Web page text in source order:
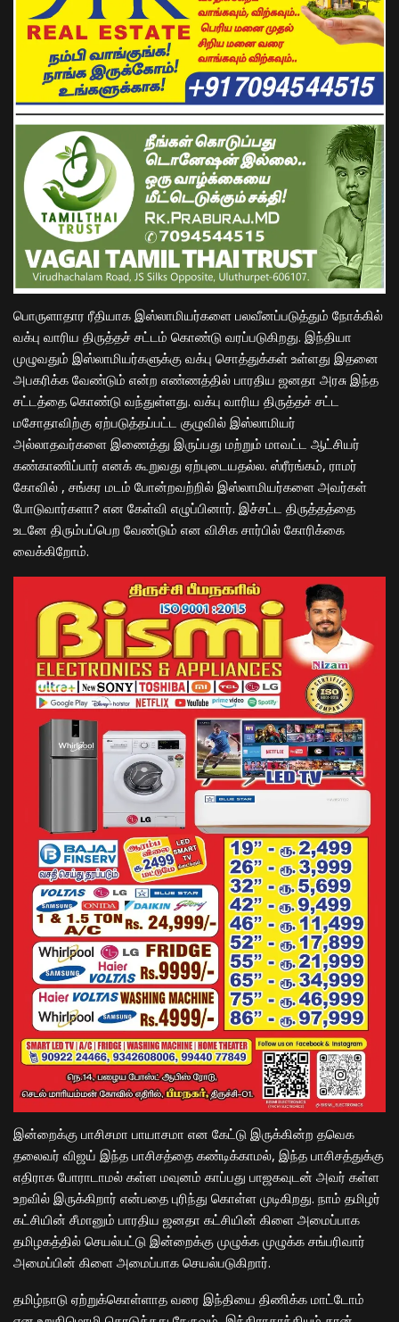
பொருளாதார ரீதியாக இஸ்லாமியர்களை பலவீனப்படுத்தும் நோக்கில்
வக்பு வாரிய திருத்தச் சட்டம் கொண்டு வரப்படுகிறது. இந்தியா
முழுவதும் இஸ்லாமியர்களுக்கு வக்பு சொத்துக்கள் உள்ளது இதனை
அபகரிக்க வேண்டும் என்ற எண்ணத்தில் பாரதிய ஜனதா அரசு இந்த
சட்டத்தை கொண்டு வந்துள்ளது. வக்பு வாரிய திருத்தச் சட்ட
மசோதாவிற்கு ஏற்படுத்தப்பட்ட குழுவில் இஸ்லாமியர்
அல்லாதவர்களை இணைத்து இருப்பது மற்றும் மாவட்ட ஆட்சியர்
கண்காணிப்பார் எனக் கூறுவது ஏற்புடையதல்ல. ஸ்ரீரங்கம், ராமர்
கோவில் , சங்கர மடம் போன்றவற்றில் இஸ்லாமியர்களை அவர்கள்
போடுவார்களா? என கேள்வி எழுப்பினார். இச்சட்ட திருத்தத்தை
உடனே திரும்பப்பெற வேண்டும் என விசிக சார்பில் கோரிக்கை
வைக்கிறோம்.
இன்றைக்கு பாசிசமா பாயாசமா என கேட்டு இருக்கின்ற தவெக
தலைவர் விஜய் இந்த பாசிசத்தை கண்டிக்காமல், இந்த பாசிசத்துக்கு
எதிராக போராடாமல் கள்ள மவுனம் காப்பது பாஜகவுடன் அவர் கள்ள
உறவில் இருக்கிறார் என்பதை புரிந்து கொள்ள முடிகிறது. நாம் தமிழர்
கட்சியின் சீமானும் பாரதிய ஜனதா கட்சியின் கிளை அமைப்பாக
தமிழகத்தில் செயல்பட்டு இன்றைக்கு முழுக்க முழுக்க சங்பரிவார்
அமைப்பின் கிளை அமைப்பாக செயல்படுகிறார்.
தமிழ்நாடு ஏற்றுக்கொள்ளாத வரை இந்தியை திணிக்க மாட்டோம்